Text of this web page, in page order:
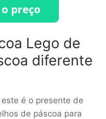
Lego de
diferente
é o presente de
de páscoa para